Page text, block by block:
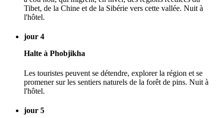
Tibet, de la Chine et de la Sibérie vers cette vallée. Nuit à
l'hôtel.
jour 4
Halte à Phobjikha
Les touristes peuvent se détendre, explorer la région et se
promener sur les sentiers naturels de la forêt de pins. Nuit à
l'hôtel.
jour 5